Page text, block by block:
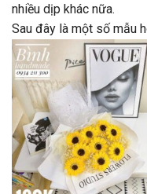
nhiều dịp khác nữa.
Sau đây là một số mẫu